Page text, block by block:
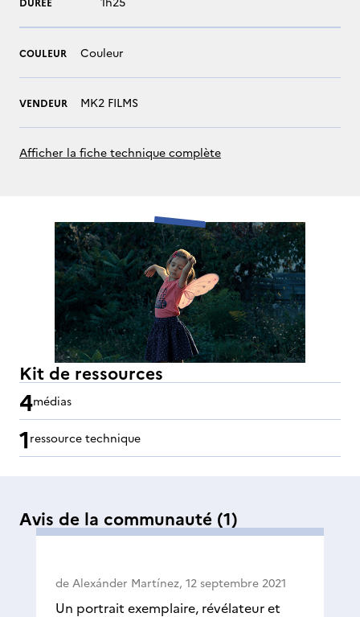
COULEUR Couleur
VENDEUR MK2 FILMS
Afficher la fiche technique complète
Kit de ressources
4médias
1ressource technique
Avis de la communauté (1)
de Alexánder Martínez, 12 septembre 2021
Un portrait exemplaire, révélateur et